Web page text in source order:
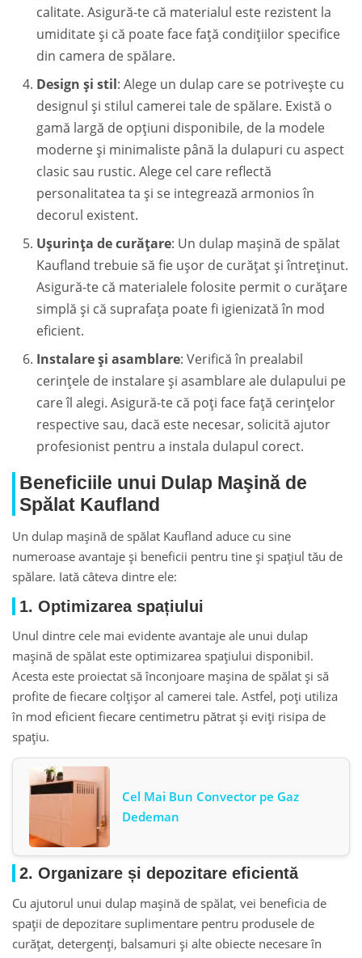
calitate. Asigură-te că materialul este rezistent la
umiditate și că poate face față condițiilor specifice
din camera de spălare.
Design și stil: Alege un dulap care se potrivește cu
designul și stilul camerei tale de spălare. Există o
gamă largă de opțiuni disponibile, de la modele
moderne și minimaliste până la dulapuri cu aspect
clasic sau rustic. Alege cel care reflectă
personalitatea ta și se integrează armonios în
decorul existent.
Ușurința de curățare: Un dulap maşină de spălat
Kaufland trebuie să fie ușor de curățat și întreținut.
Asigură-te că materialele folosite permit o curățare
simplă și că suprafața poate fi igienizată în mod
eficient.
Instalare și asamblare: Verifică în prealabil
cerințele de instalare și asamblare ale dulapului pe
care îl alegi. Asigură-te că poți face față cerințelor
respective sau, dacă este necesar, solicită ajutor
profesionist pentru a instala dulapul corect.
Beneficiile unui Dulap Maşină de
Spălat Kaufland
Un dulap maşină de spălat Kaufland aduce cu sine
numeroase avantaje și beneficii pentru tine și spațiul tău de
spălare. Iată câteva dintre ele:
1. Optimizarea spațiului
Unul dintre cele mai evidente avantaje ale unui dulap
maşină de spălat este optimizarea spațiului disponibil.
Acesta este proiectat să înconjoare mașina de spălat și să
profite de fiecare colțișor al camerei tale. Astfel, poți utiliza
în mod eficient fiecare centimetru pătrat și eviți risipa de
spațiu.
Cel Mai Bun Convector pe Gaz
Dedeman
2. Organizare și depozitare eficientă
Cu ajutorul unui dulap maşină de spălat, vei beneficia de
spații de depozitare suplimentare pentru produsele de
curățat, detergenți, balsamuri și alte obiecte necesare în